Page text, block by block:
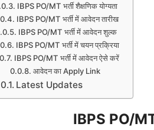
IBPS PO/MT भर्ती शैक्षणिक योग्यता
IBPS PO/MT भर्ती में आवेदन तारीख
IBPS PO/MT भर्ती में आवेदन शुल्क
IBPS PO/MT भर्ती में चयन प्रक्रिया
IBPS PO/MT भर्ती में आवेदन ऐसे करें
आवेदन का Apply Link
Latest Updates
IBPS PO/MT